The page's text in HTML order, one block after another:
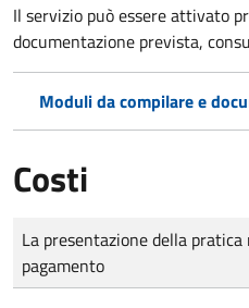
Il servizio può essere attivato
documentazione prevista,
Moduli da compilare e
Costi
Tipo di pagamento
Importo
La presentazione della
pagamento